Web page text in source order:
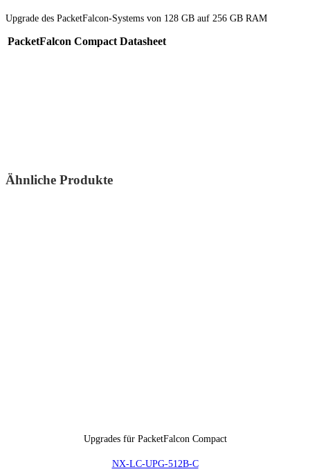
Upgrade des PacketFalcon-Systems von 128 GB auf 256 GB RAM
PacketFalcon Compact Datasheet
Ähnliche Produkte
Upgrades für PacketFalcon Compact
NX-LC-UPG-512B-C